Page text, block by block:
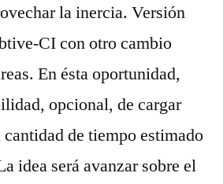
la inercia. Versión
CI con otro cambio
En ésta oportunidad,
opcional, de cargar
cantidad de tiempo estimado
idea será avanzar sobre el